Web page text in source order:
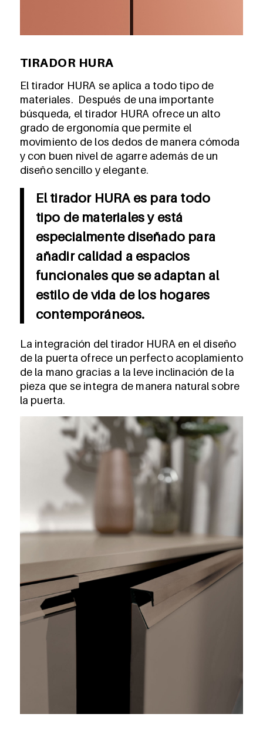
TIRADOR HURA
El tirador HURA se aplica a todo tipo de
materiales. Después de una importante
búsqueda, el tirador HURA ofrece un alto
grado de ergonomía que permite el
movimiento de los dedos de manera cómoda
y con buen nivel de agarre además de un
diseño sencillo y elegante.
El tirador HURA es para todo
tipo de materiales y está
especialmente diseñado para
añadir calidad a espacios
funcionales que se adaptan al
estilo de vida de los hogares
contemporáneos.
La integración del tirador HURA en el diseño
de la puerta ofrece un perfecto acoplamiento
de la mano gracias a la leve inclinación de la
pieza que se integra de manera natural sobre
la puerta.